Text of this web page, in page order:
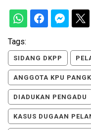
Tags:
SIDANG DKPP
ANGGOTA KPU
DIADUKAN PENGADU
KASUS DUGAAN